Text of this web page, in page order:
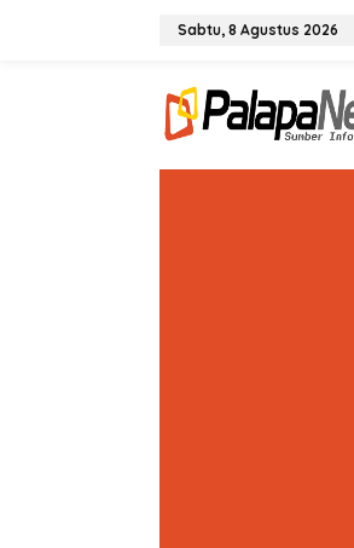
Sabtu, 8 Agustus 2026